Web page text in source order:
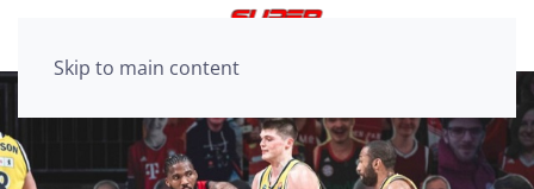
Skip to main content